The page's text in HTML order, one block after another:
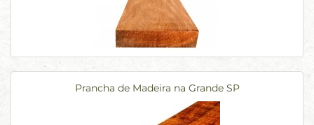
Prancha de Madeira na Grande SP